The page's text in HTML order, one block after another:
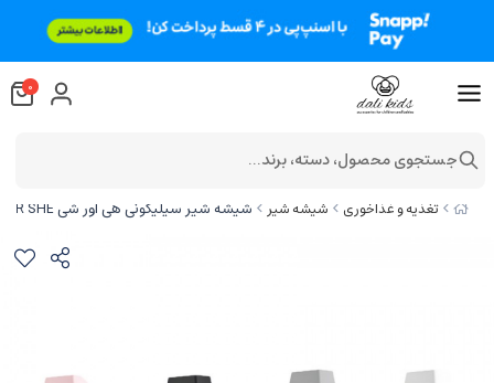
تغذیه و غذاخوری شیشه شیر شیشه شیر سیلیکونی هی اور شی HE OR SHE حجم 240 میلی لیتر
0
جستجوی محصول، دسته، برند...